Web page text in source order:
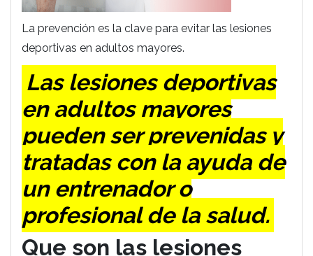
La prevención es la clave para evitar las lesiones
deportivas en adultos mayores.
Las lesiones deportivas
en adultos mayores
pueden ser prevenidas y
tratadas con la ayuda de
un entrenador o
profesional de la salud.
Que son las lesiones